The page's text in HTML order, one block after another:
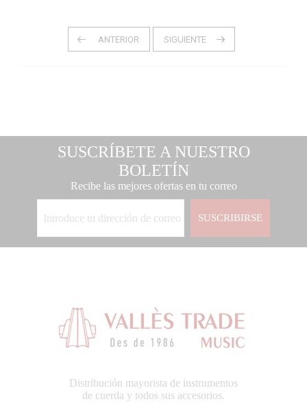
SUSCRÍBETE A NUESTRO
BOLETÍN
Recibe las mejores ofertas en tu correo
SUSCRIBIRSE
Distribución mayorista de instrumentos
de cuerda y todos sus accesorios.